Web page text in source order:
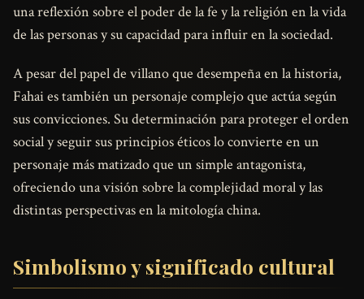
una reflexión sobre el poder de la fe y la religión en la vida
de las personas y su capacidad para influir en la sociedad.
A pesar del papel de villano que desempeña en la historia,
Fahai es también un personaje complejo que actúa según
sus convicciones. Su determinación para proteger el orden
social y seguir sus principios éticos lo convierte en un
personaje más matizado que un simple antagonista,
ofreciendo una visión sobre la complejidad moral y las
distintas perspectivas en la mitología china.
Simbolismo y significado cultural